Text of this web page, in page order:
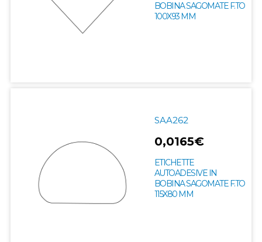
BOBINA SAGOMATE F.TO
100X93 MM
SAA262
0,0165€
ETICHETTE
AUTOADESIVE IN
BOBINA SAGOMATE F.TO
115X80 MM